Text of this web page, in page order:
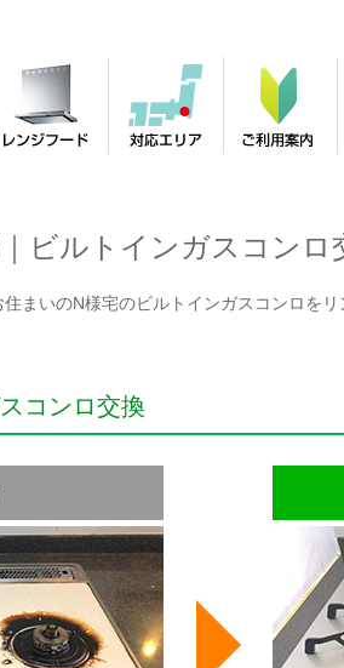
ビルトインガスコンロ
まいのN様宅のビルトインガスコンロを
コンロ交換